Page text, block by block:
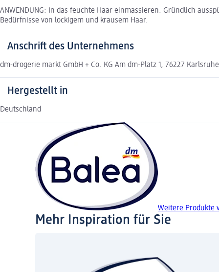
ANWENDUNG: In das feuchte Haar einmassieren. Gründlich
Bedürfnisse von lockigem und krausem Haar.
Anschrift des Unternehmens
dm-drogerie markt GmbH + Co. KG Am dm-Platz 1, 76227
Hergestellt in
Deutschland
Weitere Produkte
Mehr Inspiration für Sie